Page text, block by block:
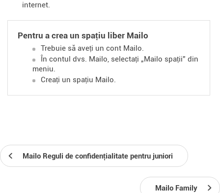
internet.
Pentru a crea un spațiu liber Mailo
Trebuie să aveți un cont Mailo.
În contul dvs. Mailo, selectați „Mailo spații” din
meniu.
Creați un spațiu Mailo.
Mailo Reguli de confidențialitate pentru juniori
Mailo Family